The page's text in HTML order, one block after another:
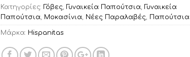
Κατηγορίες: Γόβες, Γυναικεία Παπούτσια, Γυναικεία
Παπούτσια, Μοκασίνια, Νέες Παραλαβές, Παπούτσια
Μάρκα: Hispanitas